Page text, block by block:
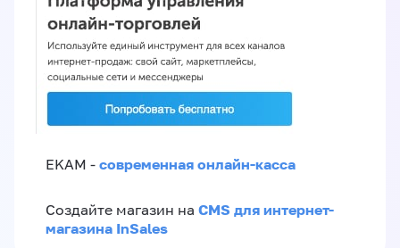
EKAM - современная онлайн-касса
Создайте магазин на CMS для интернет-
магазина InSales